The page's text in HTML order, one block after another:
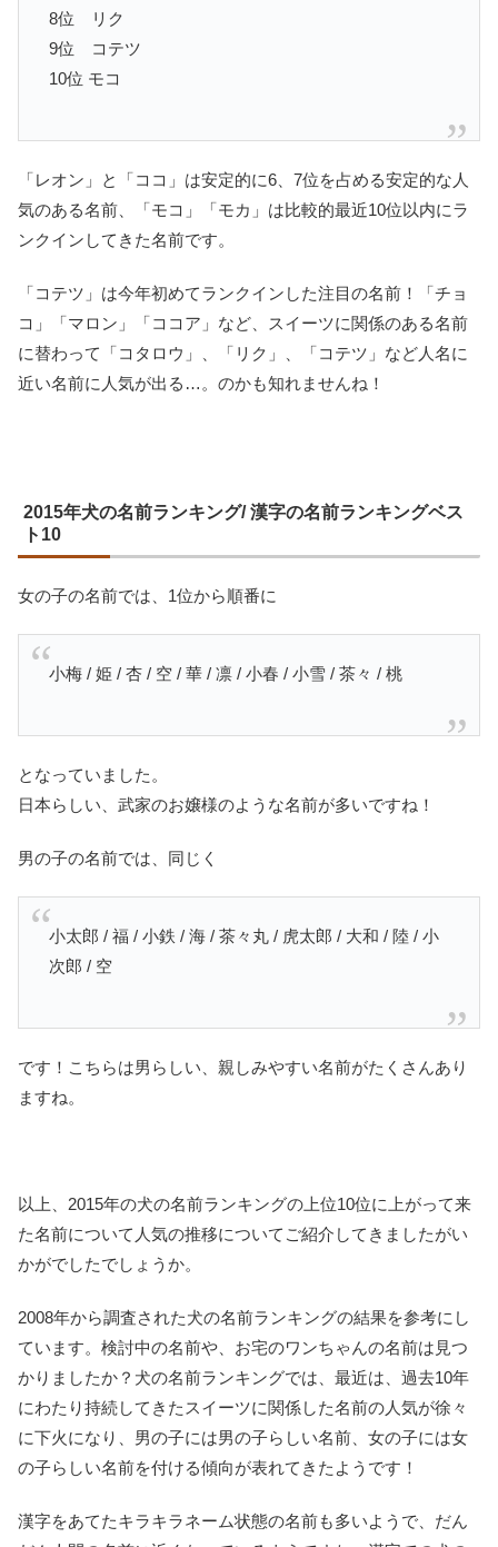
8位 リク
9位 コテツ
10位 モコ
「レオン」と「ココ」は安定的に6、7位を占める安定的な人
気のある名前、「モコ」「モカ」は比較的最近10位以内にラ
ンクインしてきた名前です。
「コテツ」は今年初めてランクインした注目の名前！「チョ
コ」「マロン」「ココア」など、スイーツに関係のある名前
に替わって「コタロウ」、「リク」、「コテツ」など人名に
近い名前に人気が出る…。のかも知れませんね！
2015年犬の名前ランキング/ 漢字の名前ランキングベス
ト10
女の子の名前では、1位から順番に
小梅 / 姫 / 杏 / 空 / 華 / 凛 / 小春 / 小雪 / 茶々 / 桃
となっていました。
日本らしい、武家のお嬢様のような名前が多いですね！
男の子の名前では、同じく
小太郎 / 福 / 小鉄 / 海 / 茶々丸 / 虎太郎 / 大和 / 陸 / 小
次郎 / 空
です！こちらは男らしい、親しみやすい名前がたくさんあり
ますね。
以上、2015年の犬の名前ランキングの上位10位に上がって来
た名前について人気の推移についてご紹介してきましたがい
かがでしたでしょうか。
2008年から調査された犬の名前ランキングの結果を参考にし
ています。検討中の名前や、お宅のワンちゃんの名前は見つ
かりましたか？犬の名前ランキングでは、最近は、過去10年
にわたり持続してきたスイーツに関係した名前の人気が徐々
に下火になり、男の子には男の子らしい名前、女の子には女
の子らしい名前を付ける傾向が表れてきたようです！
漢字をあてたキラキラネーム状態の名前も多いようで、だん